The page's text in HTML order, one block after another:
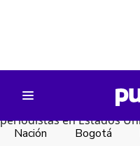
Nación Bogotá